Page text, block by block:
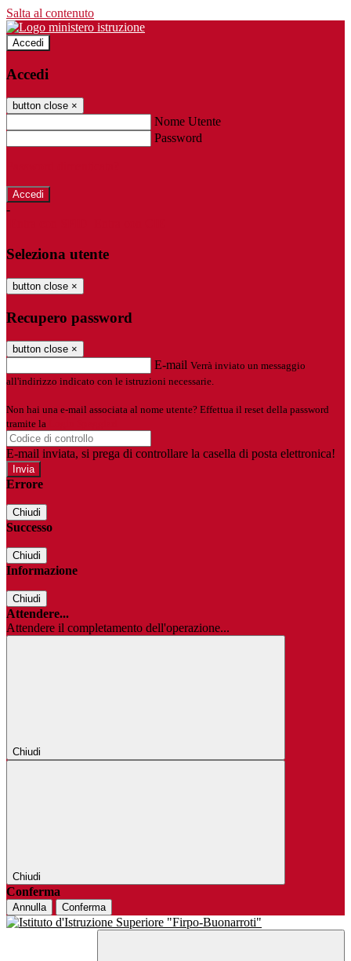
Salta al contenuto
Accedi
Accedi
button close ×
Nome Utente
Password
-
Seleziona utente
button close ×
Recupero password
button close ×
E-mail Verrà inviato un messaggio
all'indirizzo indicato con le istruzioni necessarie.
Non hai una e-mail associata al nome utente? Effettua il reset della password
tramite la
E-mail inviata, si prega di controllare la casella di posta elettronica!
Errore
Chiudi
Successo
Chiudi
Informazione
Chiudi
Attendere...
Attendere il completamento dell'operazione...
Chiudi
Chiudi
Conferma
Annulla Conferma